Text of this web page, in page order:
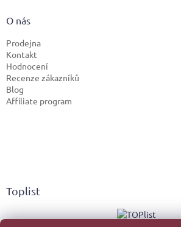
O nás
Prodejna
Kontakt
Hodnocení
Recenze zákazníků
Blog
Affiliate program
Toplist